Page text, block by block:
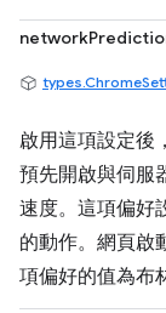
啟用這項設定後
預先開啟與伺服
速度。這項偏好
的動作。網頁啟
項偏好的值為布